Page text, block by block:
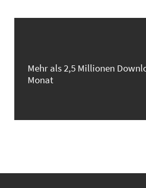
Mehr als 2,5 Millionen
Monat